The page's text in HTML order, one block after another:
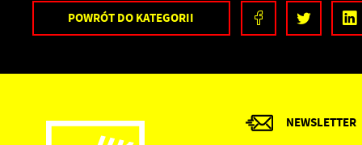
POWRÓT DO KATEGORII
NEWSLETTER